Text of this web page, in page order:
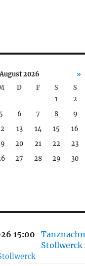
2026
»
D F S
S
1
2
5 6 7 8
9
13 14 15
16
20 21 22
23
27 28 29
30
15:00
Stollwerck